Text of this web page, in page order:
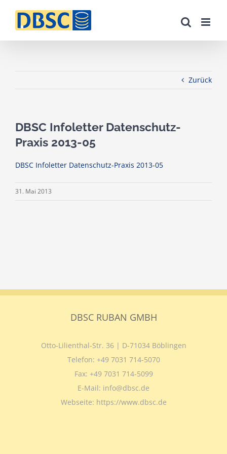
Zurück
DBSC Infoletter Datenschutz-
Praxis 2013-05
DBSC Infoletter Datenschutz-Praxis 2013-05
31. Mai 2013
DBSC RUBAN GMBH
Otto-Lilienthal-Str. 36 | D-71034 Böblingen
Telefon: +49 7031 714-5070
Fax: +49 7031 714-5099
E-Mail: info@dbsc.de
Webseite: https://www.dbsc.de